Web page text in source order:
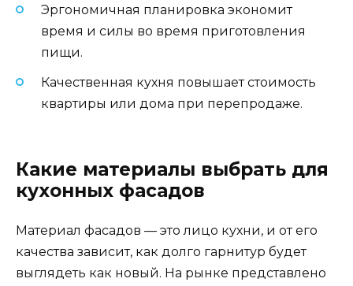
Эргономичная планировка экономит
время и силы во время приготовления
пищи.
Качественная кухня повышает стоимость
квартиры или дома при перепродаже.
Какие материалы выбрать для
кухонных фасадов
Материал фасадов — это лицо кухни, и от его
качества зависит, как долго гарнитур будет
выглядеть как новый. На рынке представлено